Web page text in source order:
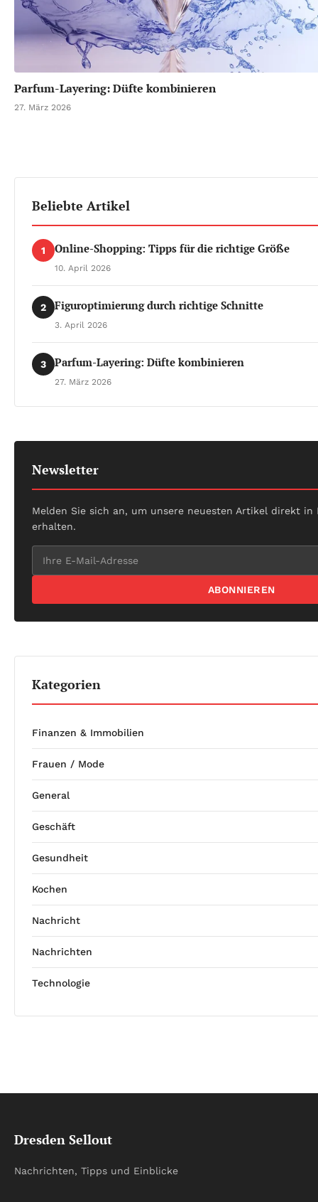
Parfum-Layering: Düfte kombinieren
27. März 2026
Beliebte Artikel
1 Online-Shopping: Tipps für die richtige Größe
10. April 2026
2 Figuroptimierung durch richtige Schnitte
3. April 2026
3 Parfum-Layering: Düfte kombinieren
27. März 2026
Newsletter
Melden Sie sich an, um unsere neuesten Artikel direkt in
erhalten.
ABONNIEREN
Kategorien
Finanzen & Immobilien
Frauen / Mode
General
Geschäft
Gesundheit
Kochen
Nachricht
Nachrichten
Technologie
Dresden Sellout
Nachrichten, Tipps und Einblicke